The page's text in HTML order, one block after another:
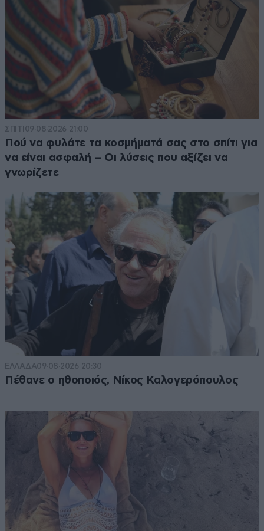
ΣΠΙΤΙ 09·08·2026 21:00
Πού να φυλάτε τα κοσμήματά σας στο σπίτι για
να είναι ασφαλή – Οι λύσεις που αξίζει να
γνωρίζετε
ΕΛΛΑΔΑ09·08·2026 20:30
Πέθανε ο ηθοποιός, Νίκος Καλογερόπουλος